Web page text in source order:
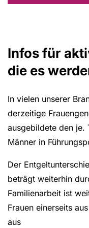
Infos für
die es
In vielen unserer
derzeitige
ausgebildete den je.
Männer in
Der
beträgt weiterhin
Familienarbeit ist
Frauen einerseits
aus